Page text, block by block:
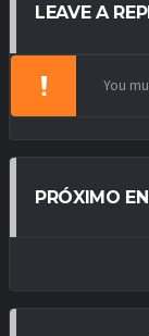
LEAVE A
You
PRÓXIMO